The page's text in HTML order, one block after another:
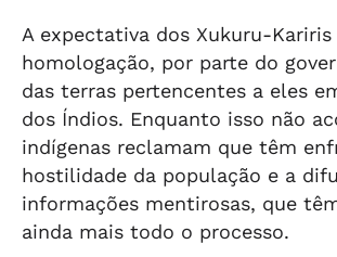
A expectativa dos Xukuru-Kariris
homologação, por parte do
das terras pertencentes a eles
dos Índios. Enquanto isso não
indígenas reclamam que têm
hostilidade da população e a
informações mentirosas, que
ainda mais todo o processo.